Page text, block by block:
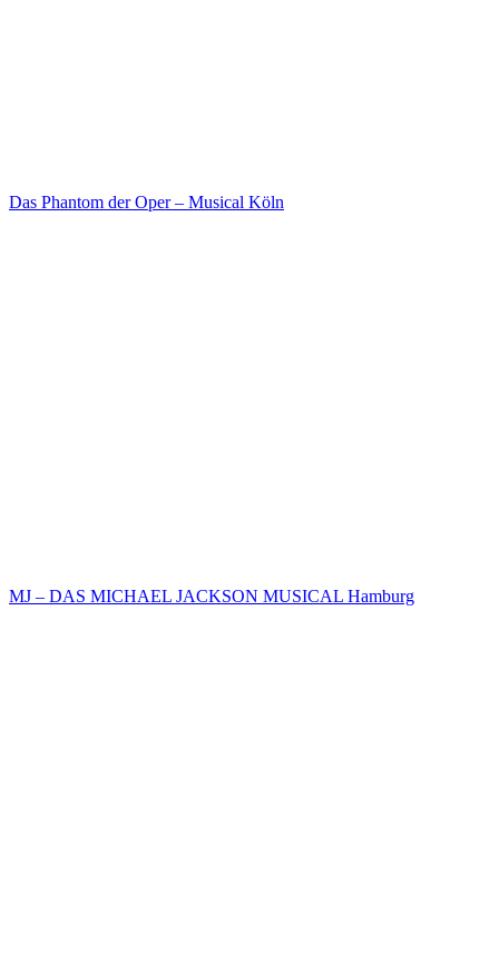
Das Phantom der Oper – Musical Köln
MJ – DAS MICHAEL JACKSON MUSICAL Hamburg